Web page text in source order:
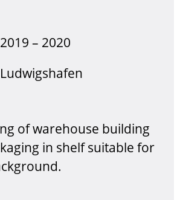
2019 – 2020
Ludwigshafen